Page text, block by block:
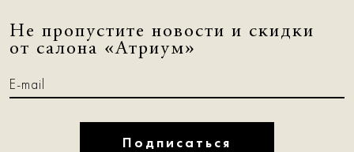
Не пропустите новости и скидки
от салона «Атриум»
Подписаться